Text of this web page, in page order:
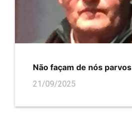
Não façam de nós parvos
21/09/2025